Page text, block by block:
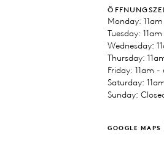
Monday:
Tuesday:
Wednesday:
Thursday:
Friday: 11am -
Saturday:
Sunday:
GOOGLE MAPS